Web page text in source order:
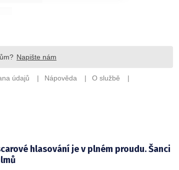
hlasování je v plném proudu. Šanci